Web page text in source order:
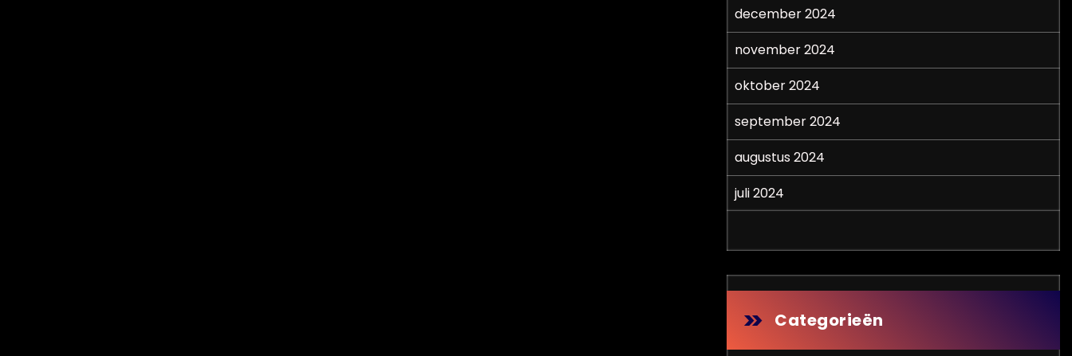
december 2024
november 2024
oktober 2024
september 2024
augustus 2024
juli 2024
Categorieën